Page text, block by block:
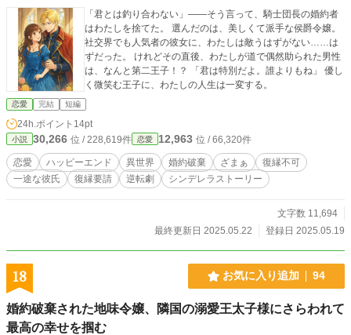
「君とは釣り合わない」――そう言って、騎士団長の婚約者
はわたしを捨てた。 選んだのは、美しくて派手な侯爵令嬢。
社交界でも人気者の彼女に、わたしは敵うはずがない……は
ずだった。 けれどその直後、わたしが道で偶然助られた男性
は、なんと第二王子！？ 「君は特別だよ。誰よりもね」 優し
く微笑む王子に、わたしの人生は一変する。
恋愛 完結 短編
24h.ポイント 14pt
小説 30,266 位 / 228,619件 恋愛 12,963 位 / 66,320件
恋愛 ハッピーエンド 異世界 婚約破棄 ざまぁ
復縁不可
一途な彼氏
復縁要請 逆転劇 シンデレラストーリー
文字数 11,694
最終更新日 2025.05.22
登録日 2025.05.19
18 お気に入り追加 94
婚約破棄された地味令嬢、隣国の溺愛王太子様にさらわれて
最高の幸せを掴む